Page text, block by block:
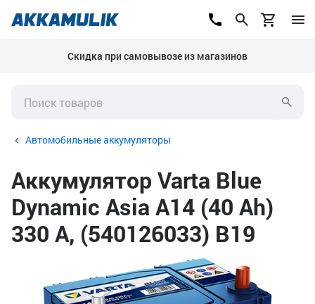
Скидка при самовывозе из магазинов
Автомобильные аккумуляторы
Аккумулятор Varta Blue
Dynamic Asia A14 (40 Ah)
330 А, (540126033) B19